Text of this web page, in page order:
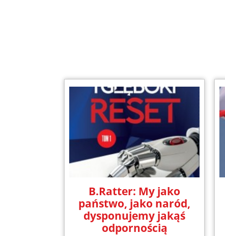
B.Ratter: My jako
państwo, jako naród,
dysponujemy jakąś
odpornością